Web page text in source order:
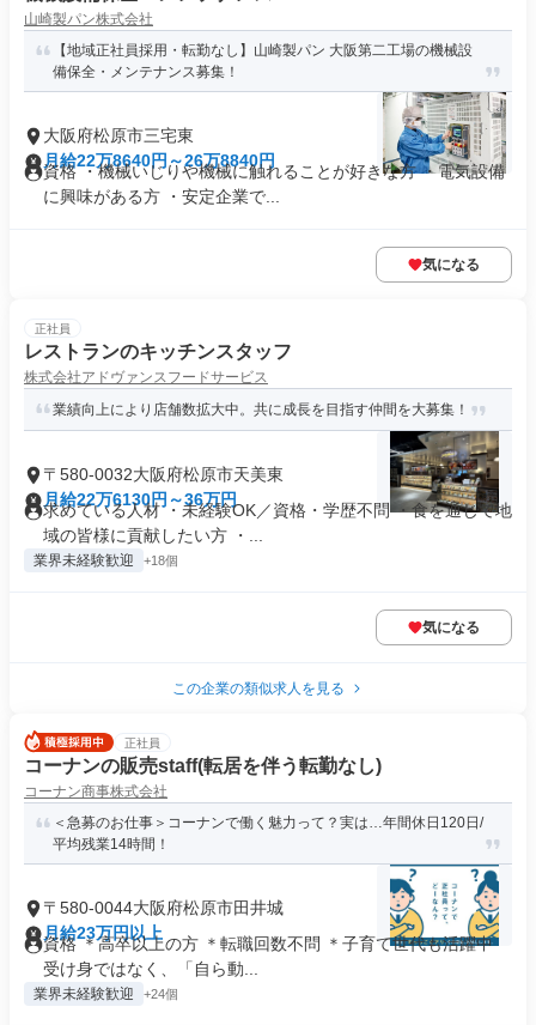
山崎製パン株式会社
【地域正社員採用・転勤なし】山崎製パン 大阪第二工場の機械設
備保全・メンテナンス募集！
大阪府松原市三宅東
月給22万8640円～26万8840円
資格 ・機械いじりや機械に触れることが好きな方 ・電気設備
に興味がある方 ・安定企業で...
気になる
正社員
レストランのキッチンスタッフ
株式会社アドヴァンスフードサービス
業績向上により店舗数拡大中。共に成長を目指す仲間を大募集！
〒580-0032大阪府松原市天美東
月給22万6130円～36万円
求めている人材 ・未経験OK／資格・学歴不問 ・食を通じて地
域の皆様に貢献したい方 ・...
業界未経験歓迎 +18個
気になる
この企業の類似求人を見る
正社員
コーナンの販売staff(転居を伴う転勤なし)
コーナン商事株式会社
＜急募のお仕事＞コーナンで働く魅力って？実は…年間休日120日/
平均残業14時間！
〒580-0044大阪府松原市田井城
月給23万円以上
資格 ＊高卒以上の方 ＊転職回数不問 ＊子育て世代も活躍中
受け身ではなく、「自ら動...
業界未経験歓迎 +24個